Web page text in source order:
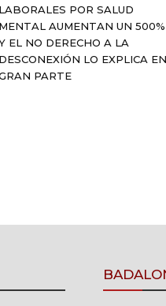
LABORALES POR SALUD
MENTAL AUMENTAN UN 500%
EL NO DERECHO A LA
DESCONEXIÓN LO EXPLICA EN
PARTE